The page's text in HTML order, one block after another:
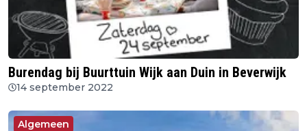
Burendag bij Buurttuin Wijk aan Duin in Beverwijk
14 september 2022
Algemeen